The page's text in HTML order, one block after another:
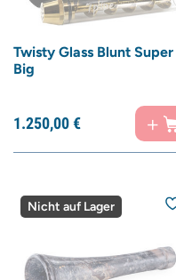
Twisty Glass Blunt Super
Big
1.250,00€
Nicht auf Lager